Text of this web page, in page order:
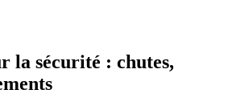
la sécurité : chutes,